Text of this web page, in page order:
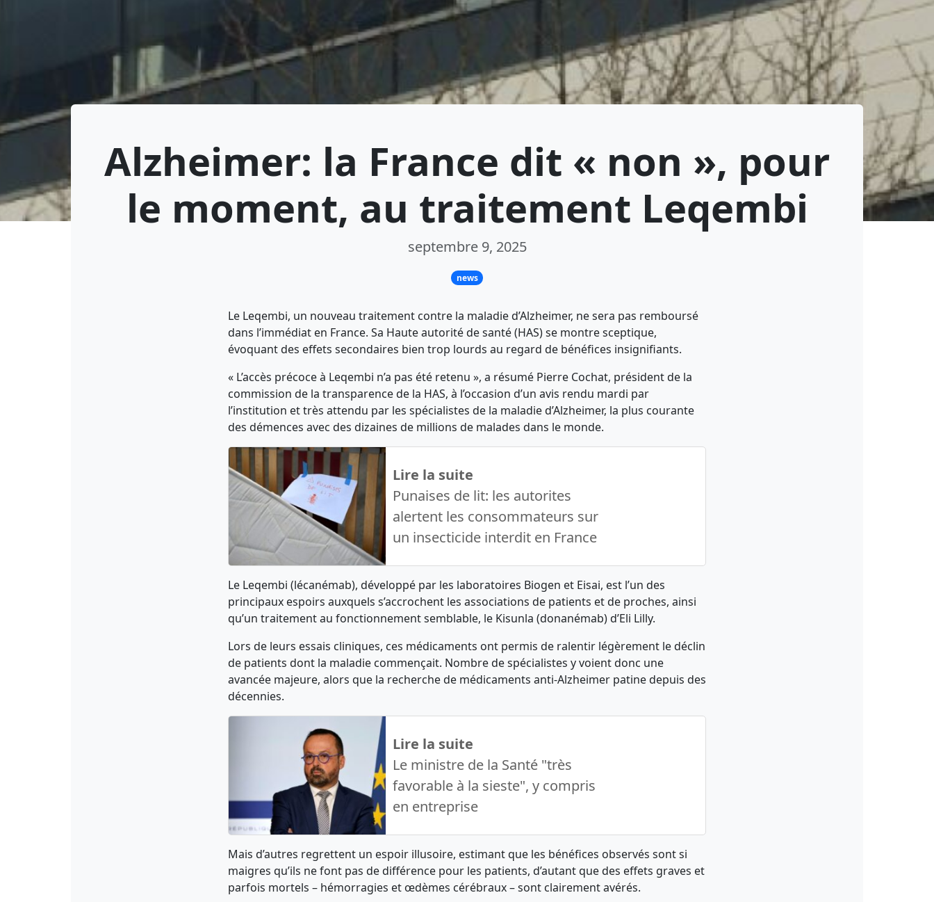
Alzheimer: la France dit « non », pour
le moment, au traitement Leqembi
septembre 9, 2025
news
Le Leqembi, un nouveau traitement contre la maladie d’Alzheimer, ne sera pas remboursé
dans l’immédiat en France. Sa Haute autorité de santé (HAS) se montre sceptique,
évoquant des effets secondaires bien trop lourds au regard de bénéfices insignifiants.
« L’accès précoce à Leqembi n’a pas été retenu », a résumé Pierre Cochat, président de la
commission de la transparence de la HAS, à l’occasion d’un avis rendu mardi par
l’institution et très attendu par les spécialistes de la maladie d’Alzheimer, la plus courante
des démences avec des dizaines de millions de malades dans le monde.
Lire la suite
Punaises de lit: les autorites
alertent les consommateurs sur
un insecticide interdit en France
Le Leqembi (lécanémab), développé par les laboratoires Biogen et Eisai, est l’un des
principaux espoirs auxquels s’accrochent les associations de patients et de proches, ainsi
qu’un traitement au fonctionnement semblable, le Kisunla (donanémab) d’Eli Lilly.
Lors de leurs essais cliniques, ces médicaments ont permis de ralentir légèrement le déclin
de patients dont la maladie commençait. Nombre de spécialistes y voient donc une
avancée majeure, alors que la recherche de médicaments anti-Alzheimer patine depuis des
décennies.
Lire la suite
Le ministre de la Santé "très
favorable à la sieste", y compris
en entreprise
Mais d’autres regrettent un espoir illusoire, estimant que les bénéfices observés sont si
maigres qu’ils ne font pas de différence pour les patients, d’autant que des effets graves et
parfois mortels – hémorragies et œdèmes cérébraux – sont clairement avérés.